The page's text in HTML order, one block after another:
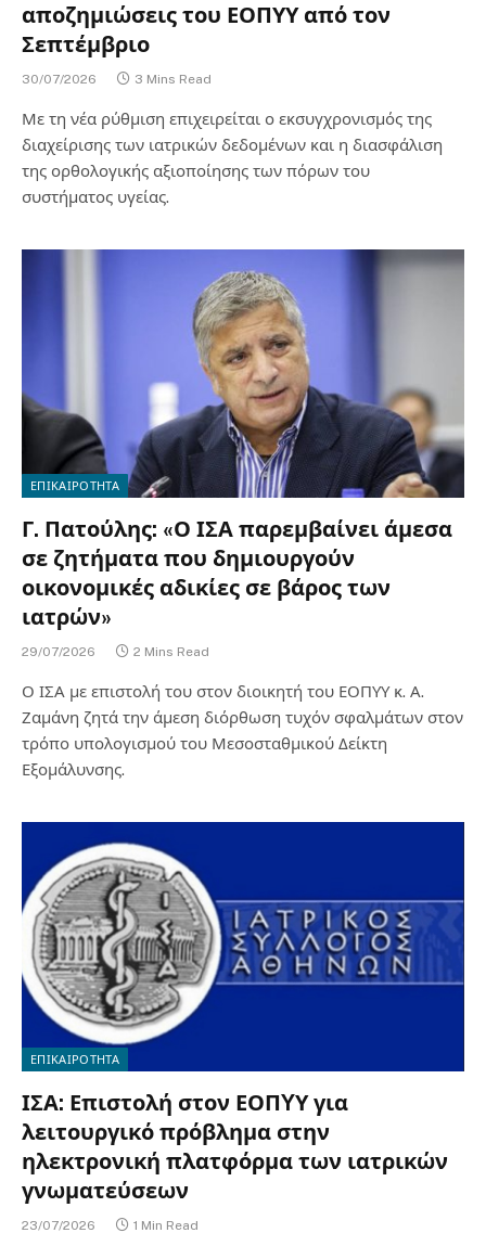
αποζημιώσεις του ΕΟΠΥΥ από τον
Σεπτέμβριο
30/07/2026 3 Mins Read
Με τη νέα ρύθμιση επιχειρείται ο εκσυγχρονισμός της
διαχείρισης των ιατρικών δεδομένων και η διασφάλιση
της ορθολογικής αξιοποίησης των πόρων του
συστήματος υγείας.
ΕΠΙΚΑΙΡΟΤΗΤΑ
Γ. Πατούλης: «Ο ΙΣΑ παρεμβαίνει άμεσα
σε ζητήματα που δημιουργούν
οικονομικές αδικίες σε βάρος των
ιατρών»
29/07/2026 2 Mins Read
Ο ΙΣΑ με επιστολή του στον διοικητή του ΕΟΠΥΥ κ. Α.
Ζαμάνη ζητά την άμεση διόρθωση τυχόν σφαλμάτων στον
τρόπο υπολογισμού του Μεσοσταθμικού Δείκτη
Εξομάλυνσης.
ΕΠΙΚΑΙΡΟΤΗΤΑ
ΙΣΑ: Επιστολή στον ΕΟΠYΥ για
λειτουργικό πρόβλημα στην
ηλεκτρονική πλατφόρμα των ιατρικών
γνωματεύσεων
23/07/2026 1 Min Read